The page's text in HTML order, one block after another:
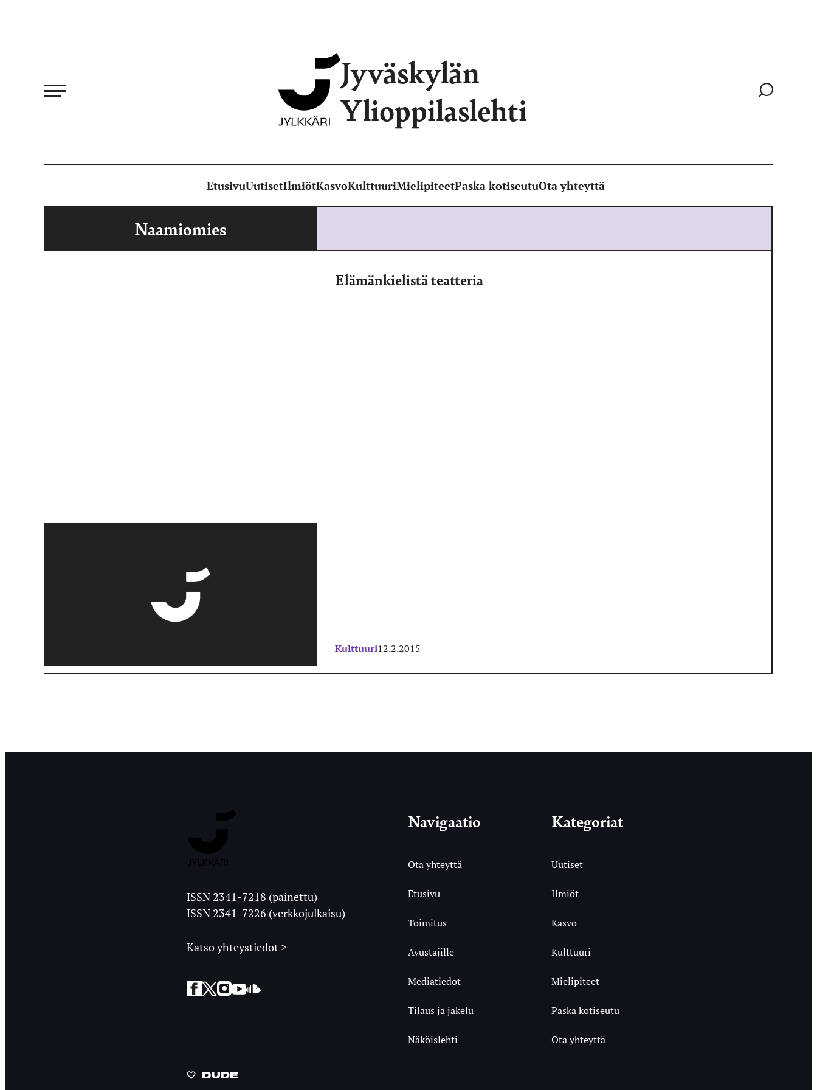
Jyväskylän
Ylioppilaslehti
Siirry
EtusivuUutisetIlmiötKasvoKulttuuriMielipiteetPaska kotiseutuOta yhteyttä
Naamiomies
Elämänkielistä teatteria
Kulttuuri12.2.2015
Ylioppilaslehti
ISSN 2341-7218 (painettu)
ISSN 2341-7226 (verkkojulkaisu)
Katso yhteystiedot >
Facebook
Twitter
Instagram
YouTubeSoundCloud
Navigaatio
Ota yhteyttä
Etusivu
Toimitus
Avustajille
Mediatiedot
Tilaus ja jakelu
Näköislehti
Kategoriat
Uutiset
Ilmiöt
Kasvo
Kulttuuri
Mielipiteet
Paska kotiseutu
Ota yhteyttä